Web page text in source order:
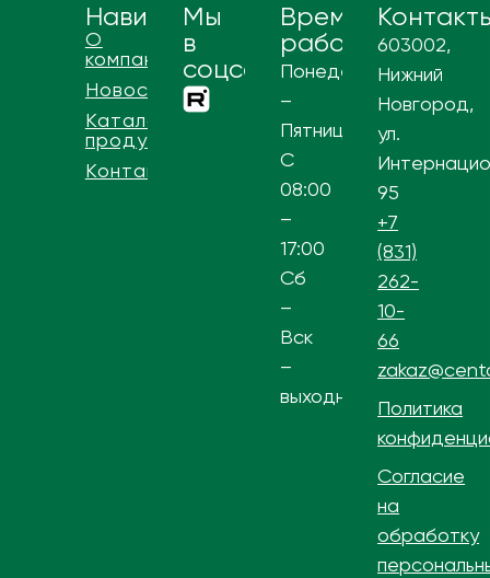
Навигация
О
компании
Новости
Каталог
продукции
Контакты
Мы
в
соцсетях
Время
работы
Понедельник
–
Пятница
С
08:00
–
17:00
Сб
–
Вск
–
выходной
603002,
Нижний
Новгород,
ул.
95
+7
(831)
262-
10-
66
Политика
Согласие
на
обработку